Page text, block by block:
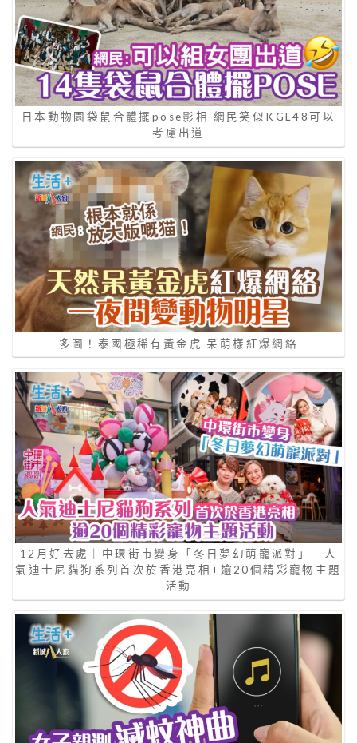
日本動物園袋鼠合體擺pose影相 網民笑似KGL48可以
考慮出道
多圖！泰國極稀有黃金虎 呆萌樣紅爆網絡
12月好去處｜中環街市變身「冬日夢幻萌寵派對」 人
氣迪士尼貓狗系列首次於香港亮相+逾20個精彩寵物主題
活動